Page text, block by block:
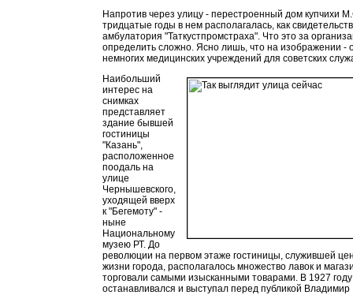
Напротив через улицу - перестроенный дом купчихи
тридцатые годы в нем располагалась, как
амбулатория "Таткустпромстраха". Что это за
определить сложно. Ясно лишь, что на изображении -
немногих медицинских учреждений для советских
Наибольший
интерес на
снимках
представляет
здание бывшей
гостиницы
"Казань",
расположенное
поодаль на
улице
Чернышевского,
уходящей вверх
к "Бегемоту" -
ныне
Национальному
музею РТ. До
революции на первом этаже гостиницы, служившей
жизни города, располагалось множество лавок и
торговали самыми изысканными товарами. В 1927
останавливался и выступал перед публикой Владимир